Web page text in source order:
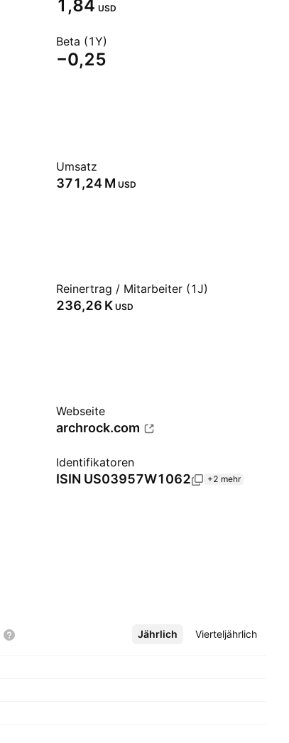
1,84 USD
Beta (1Y)
−0,25
Umsatz
‪371,24 M‬ USD
Reinertrag / Mitarbeiter (1J)
‪236,26 K‬ USD
Webseite
archrock.com
Identifikatoren
ISIN US03957W1062 +2 mehr
Jährlich Vierteljährlich
Mehr